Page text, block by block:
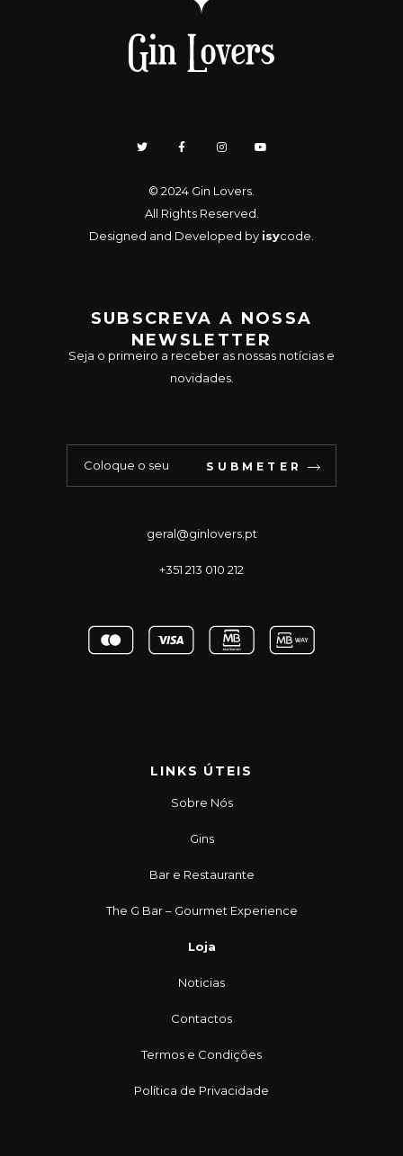
© 2024 Gin Lovers
All Rights Reserved.
Designed and Developed by isycode
SUBSCREVA A NOSSA
NEWSLETTER
Seja o primeiro a receber as nossas notícias e
novidades.
SUBMETER
geral@ginlovers.pt
+351 213 010 212
LINKS ÚTEIS
Sobre Nós
Gins
Bar e Restaurante
The G Bar – Gourmet Experience
Loja
Noticias
Contactos
Termos e Condições
Política de Privacidade